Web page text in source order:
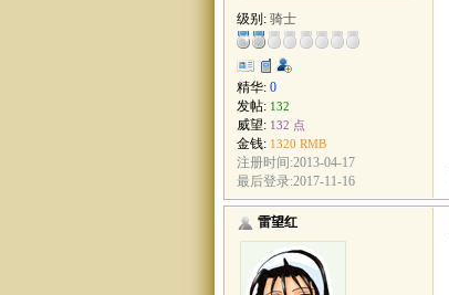
级别: 骑士
精华: 0
发帖: 132
威望: 132 点
金钱: 1320 RMB
注册时间:2013-04-17
最后登录:2017-11-16
雷望红